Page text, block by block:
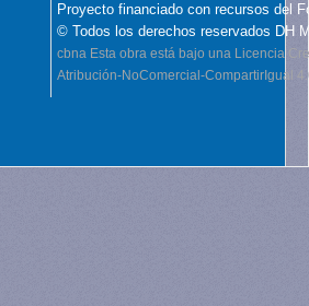
Proyecto financiado con recursos del
© Todos los derechos reservados DH
cbna Esta obra está bajo una Licencia
Atribución-NoComercial-CompartirIgual